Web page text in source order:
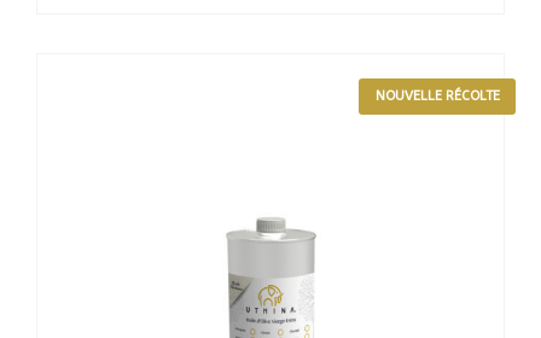
NOUVELLE RÉCOLTE